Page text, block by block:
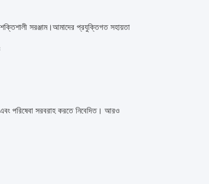
সরঞ্জাম।আমাদের প্রযুক্তিগত সহায়তা
পরিষেবা সরবরাহ করতে নিবেদিত। আরও